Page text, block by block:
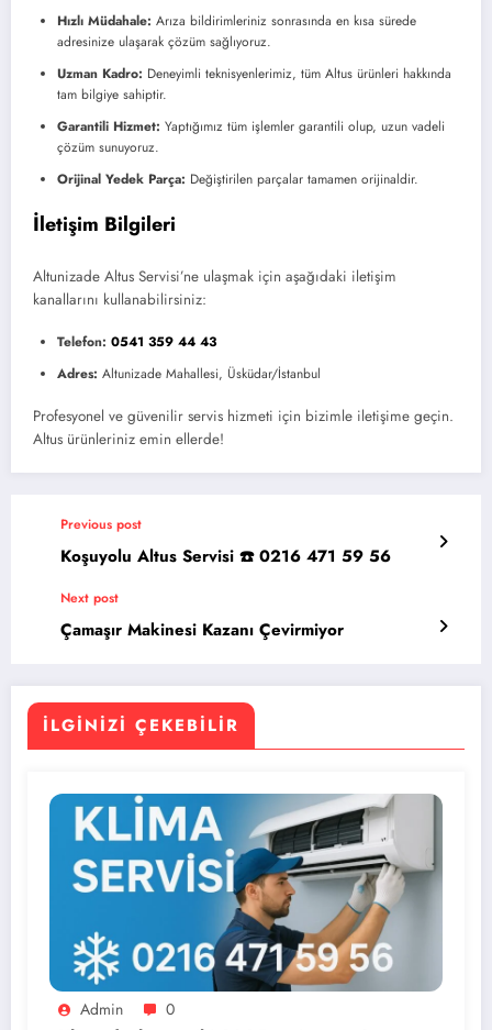
Hızlı Müdahale: Arıza bildirimleriniz sonrasında en kısa sürede
adresinize ulaşarak çözüm sağlıyoruz.
Uzman Kadro: Deneyimli teknisyenlerimiz, tüm Altus ürünleri hakkında
tam bilgiye sahiptir.
Garantili Hizmet: Yaptığımız tüm işlemler garantili olup, uzun vadeli
çözüm sunuyoruz.
Orijinal Yedek Parça: Değiştirilen parçalar tamamen orijinaldir.
İletişim Bilgileri
Altunizade Altus Servisi’ne ulaşmak için aşağıdaki iletişim
kanallarını kullanabilirsiniz:
Telefon: 0541 359 44 43
Adres: Altunizade Mahallesi, Üsküdar/İstanbul
Profesyonel ve güvenilir servis hizmeti için bizimle iletişime geçin.
Altus ürünleriniz emin ellerde!
Previous post
Koşuyolu Altus Servisi ☎️ 0216 471 59 56
Next post
Çamaşır Makinesi Kazanı Çevirmiyor
İLGINIZI ÇEKEBILIR
Admin 0